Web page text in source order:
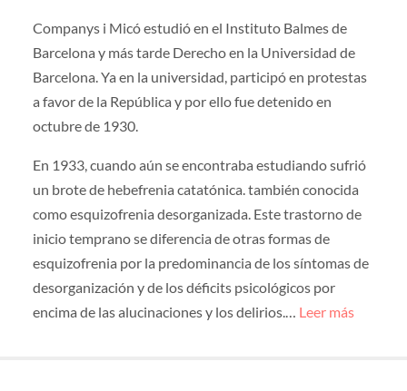
Companys i Micó estudió en el Instituto Balmes de
Barcelona y más tarde Derecho en la Universidad de
Barcelona. Ya en la universidad, participó en protestas
a favor de la República y por ello fue detenido en
octubre de 1930.
En 1933, cuando aún se encontraba estudiando sufrió
un brote de hebefrenia catatónica. también conocida
como esquizofrenia desorganizada. Este trastorno de
inicio temprano se diferencia de otras formas de
esquizofrenia por la predominancia de los síntomas de
desorganización y de los déficits psicológicos por
encima de las alucinaciones y los delirios.… Leer más